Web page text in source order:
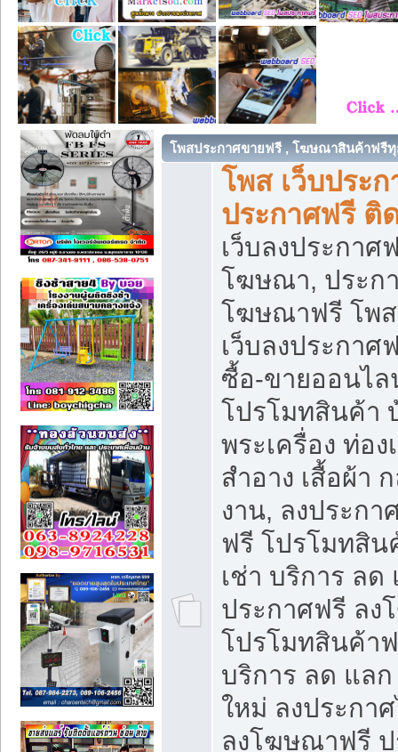
โพสประกาศขายฟรี , โฆษณาสินค้าฟรี
โพส เว็บประก
ประกาศฟรี ติ
เว็บลงประกา
โฆษณา, ประก
โฆษณาฟรี โพส
เว็บลงประกา
ซื้อ-ขายออนไล
โปรโมทสินค้า
พระเครื่อง ท่อง
สำอาง เสื้อผ้า
งาน, ลงประก
ฟรี โปรโมทสิ
เช่า บริการ ลด
ประกาศฟรี ล
โปรโมทสินค้า
บริการ ลด แล
ใหม่ ลงประกา
ลงโฆษณาฟรี